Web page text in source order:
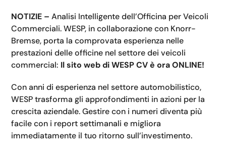
NOTIZIE – Analisi Intelligente dell’Officina per Veicoli
Commerciali. WESP, in collaborazione con Knorr-
Bremse, porta la comprovata esperienza nelle
prestazioni delle officine nel settore dei veicoli
commercial: Il sito web di WESP CV è ora ONLINE!
Con anni di esperienza nel settore automobilistico,
WESP trasforma gli approfondimenti in azioni per la
crescita aziendale. Gestire con i numeri diventa più
facile con i report settimanali e migliora
immediatamente il tuo ritorno sull’investimento.